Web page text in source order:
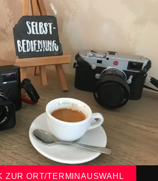
ZUR ORT/TERMINAUSWAHL